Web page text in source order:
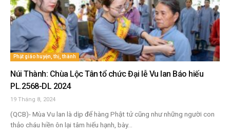
Phật giáo huyện, thị, thành
Núi Thành: Chùa Lộc Tân tổ chức Đại lễ Vu lan Báo hiếu
PL.2568-DL 2024
19 Tháng 8, 2024
(QCB)- Mùa Vu lan là dịp để hàng Phật tử cũng như những người con
thảo cháu hiền ôn lại tâm hiếu hạnh, bày...